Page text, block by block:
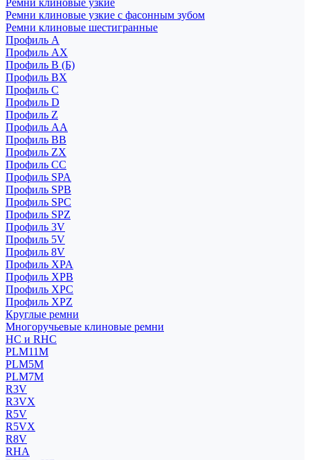
Ремни клиновые узкие
Ремни клиновые узкие с фасонным зубом
Ремни клиновые шестигранные
Профиль A
Профиль AX
Профиль B (Б)
Профиль BX
Профиль C
Профиль D
Профиль Z
Профиль АА
Профиль BB
Профиль ZX
Профиль CC
Профиль SPA
Профиль SPB
Профиль SPC
Профиль SPZ
Профиль 3V
Профиль 5V
Профиль 8V
Профиль XPA
Профиль XPB
Профиль XPC
Профиль XPZ
Круглые ремни
Многоручьевые клиновые ремни
HC и RHC
PLM11M
PLM5M
PLM7M
R3V
R3VX
R5V
R5VX
R8V
RHA